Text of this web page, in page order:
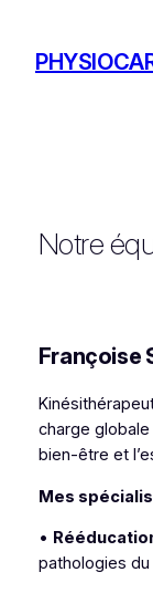
contenu
Notre
Françoise
charge
bien-être et
Mes
•
pathologies